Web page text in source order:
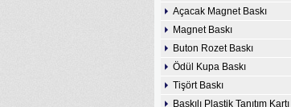
Açacak Magnet Baskı
Magnet Baskı
Buton Rozet Baskı
Ödül Kupa Baskı
Tişört Baskı
Baskılı Plastik Tanıtım Kartı